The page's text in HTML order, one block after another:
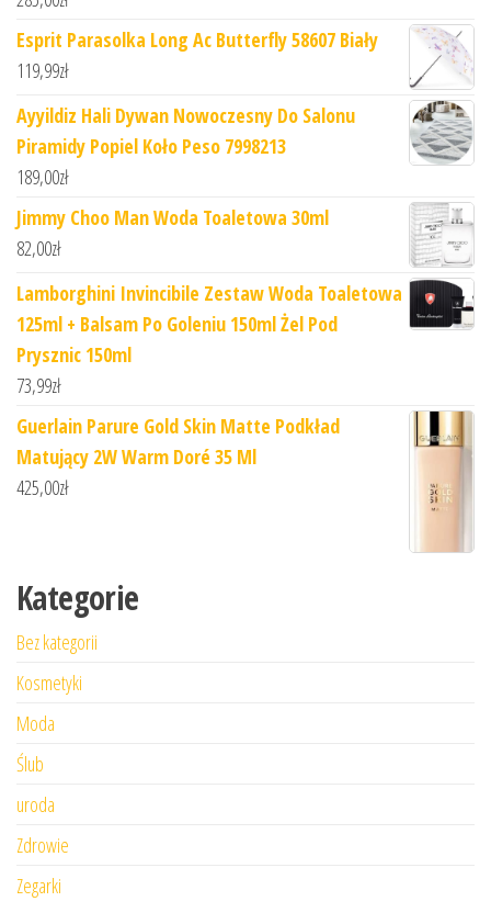
Esprit Parasolka Long Ac Butterfly 58607 Biały
119,99zł
Ayyildiz Hali Dywan Nowoczesny Do Salonu
Piramidy Popiel Koło Peso 7998213
189,00zł
Jimmy Choo Man Woda Toaletowa 30ml
82,00zł
Lamborghini Invincibile Zestaw Woda Toaletowa
125ml + Balsam Po Goleniu 150ml Żel Pod
Prysznic 150ml
73,99zł
Guerlain Parure Gold Skin Matte Podkład
Matujący 2W Warm Doré 35 Ml
425,00zł
Kategorie
Bez kategorii
Kosmetyki
Moda
Ślub
uroda
Zdrowie
Zegarki